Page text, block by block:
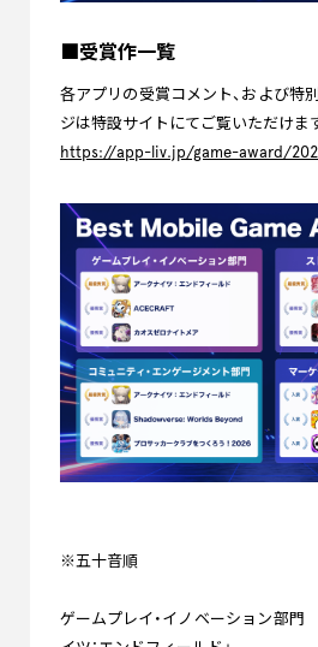
■受賞作一覧
各アプリの受賞コメント、および特
ジは特設サイトにてご覧いただけま
https://app-liv.jp/game-award/
※五十音順
ゲームプレイ・イノベーション部